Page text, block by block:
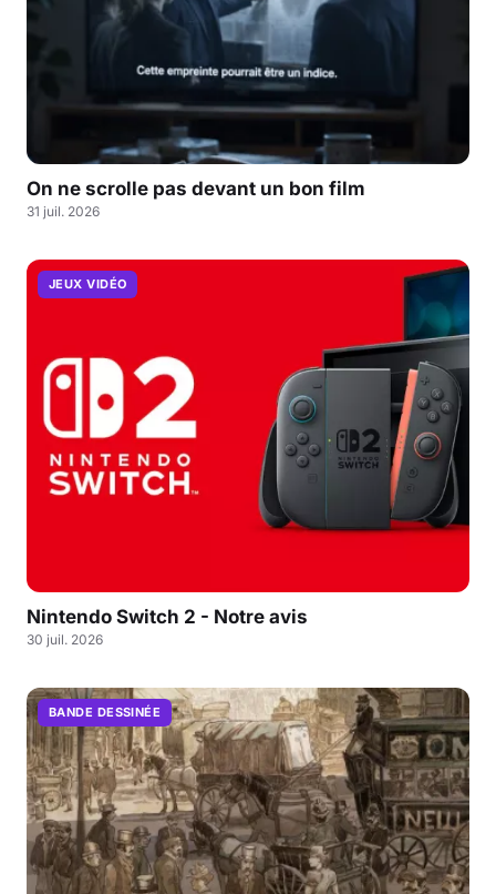
On ne scrolle pas devant un bon film
31 juil. 2026
JEUX VIDÉO
Nintendo Switch 2 - Notre avis
30 juil. 2026
BANDE DESSINÉE